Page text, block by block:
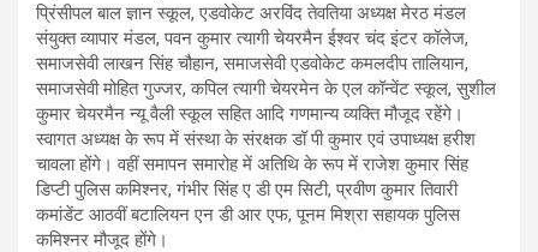
प्रिंसीपल बाल ज्ञान स्कूल, एडवोकेट अरविंद तेवतिया अध्यक्ष मेरठ मंडल
संयुक्त व्यापार मंडल, पवन कुमार त्यागी चेयरमैन ईश्वर चंद इंटर कॉलेज,
समाजसेवी लाखन सिंह चौहान, समाजसेवी एडवोकेट कमलदीप तालियान,
समाजसेवी मोहित गुज्जर, कपिल त्यागी चेयरमेन के एल कॉन्वेंट स्कूल, सुशील
कुमार चेयरमैन न्यू वैली स्कूल सहित आदि गणमान्य व्यक्ति मौजूद रहेंगे।
स्वागत अध्यक्ष के रूप में संस्था के संरक्षक डॉ पी कुमार एवं उपाध्यक्ष हरीश
चावला होंगे। वहीं समापन समारोह में अतिथि के रूप में राजेश कुमार सिंह
डिप्टी पुलिस कमिश्नर, गंभीर सिंह ए डी एम सिटी, प्रवीण कुमार तिवारी
कमांडेंट आठवीं बटालियन एन डी आर एफ, पूनम मिश्रा सहायक पुलिस
कमिश्नर मौजूद होंगे।